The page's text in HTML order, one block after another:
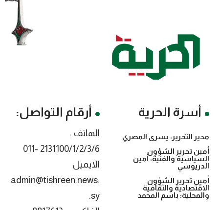
أسرة الحرية
مدير التحرير: يسرى المصري
أمين تحرير الشؤون
السياسية والفنية: أمين
الدريوسي
أمين تحرير الشؤون
الاقتصادية والثقافية
والمحلية: باسم المحمد
أرقام التواصل:
الهاتف :
2131100/1/2/3/6 -011
الايميل
:admin@tishreen.news
.sy